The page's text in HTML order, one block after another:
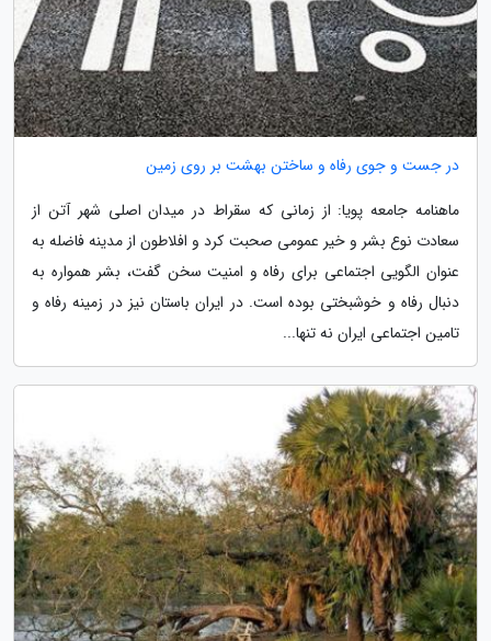
در جست و جوی رفاه و ساختن بهشت بر روی زمین
ماهنامه جامعه پویا: از زمانی که سقراط در میدان اصلی شهر آتن از
سعادت نوع بشر و خیر عمومی صحبت کرد و افلاطون از مدینه فاضله به
عنوان الگویی اجتماعی برای رفاه و امنیت سخن گفت، بشر همواره به
دنبال رفاه و خوشبختی بوده است. در ایران باستان نیز در زمینه رفاه و
تامین اجتماعی ایران نه تنها...